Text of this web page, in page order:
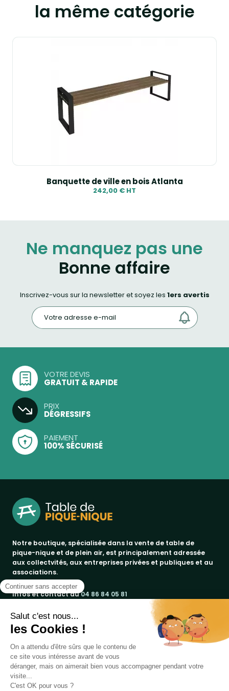
la même catégorie
Banquette de ville en bois Atlanta
242,00 € HT
Ne manquez pas une
Bonne affaire
Inscrivez-vous sur la newsletter et soyez les 1ers avertis
VOTRE DEVIS
GRATUIT & RAPIDE
PRIX
DÉGRESSIFS
PAIEMENT
100% SÉCURISÉ
Notre boutique, spécialisée dans la vente de table de
pique-nique et de plein air, est principalement adressée
aux collectvités, aux entreprises privées et publiques et au
associations.
Infos et contact au04 86 84 05 81
Produits
bancs publics
corbeilles de ville & propreté
promos
Notre société
a propos
paiement sécurisé
Marques
jad groupe